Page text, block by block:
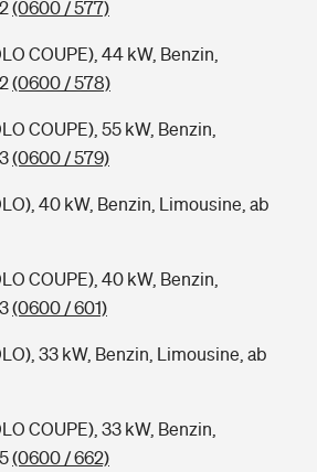
(0600 / 577)
COUPE), 44 kW, Benzin,
(0600 / 578)
COUPE), 55 kW, Benzin,
(0600 / 579)
40 kW, Benzin, Limousine, ab
COUPE), 40 kW, Benzin,
(0600 / 601)
33 kW, Benzin, Limousine, ab
COUPE), 33 kW, Benzin,
(0600 / 662)